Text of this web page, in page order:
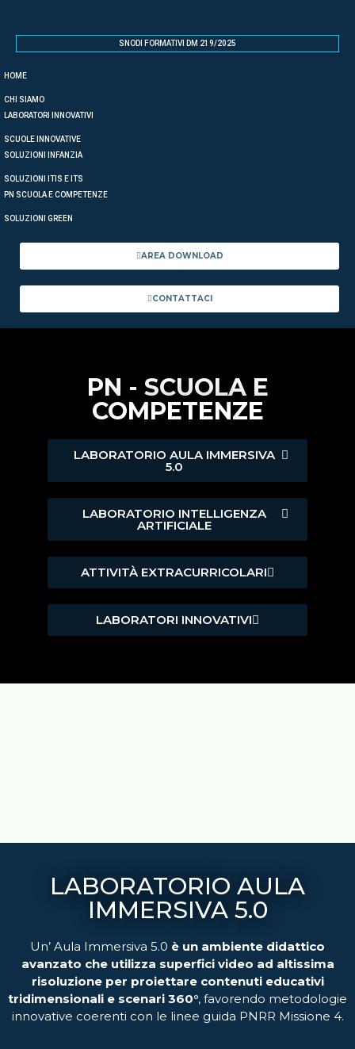
SNODI FORMATIVI DM 219/2025
HOME
CHI SIAMO
LABORATORI INNOVATIVI
SCUOLE INNOVATIVE
SOLUZIONI INFANZIA
SOLUZIONI ITIS E ITS
PN SCUOLA E COMPETENZE
SOLUZIONI GREEN
AREA DOWNLOAD
CONTATTACI
PN - SCUOLA E
COMPETENZE
LABORATORIO AULA IMMERSIVA
5.0
LABORATORIO INTELLIGENZA
ARTIFICIALE
ATTIVITÀ EXTRACURRICOLARI
LABORATORI INNOVATIVI
LABORATORIO AULA
IMMERSIVA 5.0
Un’ Aula Immersiva 5.0 è un ambiente didattico
avanzato che utilizza superfici video ad altissima
risoluzione per proiettare contenuti educativi
tridimensionali e scenari 360°, favorendo metodologie
innovative coerenti con le linee guida PNRR Missione 4.